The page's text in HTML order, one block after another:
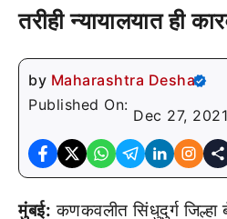
तरीही न्यायालयात ही
by Maharashtra Desha
Published On:
Dec 27,
मुंबई: कणकवलीत सिंधुदुर्ग